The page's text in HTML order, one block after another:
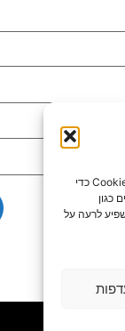
כדי לספק את חוויות המשתמש הטובות ביותר, אנו משתמשים בטכנולוגיות כמו קובצי Cookie כדי
כגון
לרעה על